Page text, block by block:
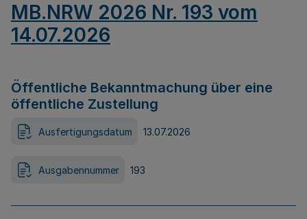
MB.NRW 2026 Nr. 193 vom
14.07.2026
Öffentliche Bekanntmachung über eine
öffentliche Zustellung
Ausfertigungsdatum 13.07.2026
Ausgabennummer 193